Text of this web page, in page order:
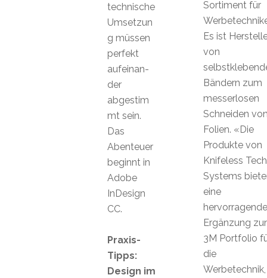
Sortiment für
Es ist
von
Bändern zum
messerlosen
Schneiden
Folien. «Die
Produkte von
Knifeless Tech
Systems
eine
hervorragende
Ergänzung
3M Portfolio
die
Werbetechnik,
technische
Umsetzun
g müssen
perfekt
aufeinan-
der
abgestim
mt sein.
Das
Abenteuer
beginnt in
Adobe
InDesign
CC.
Praxis-
Tipps:
Design im